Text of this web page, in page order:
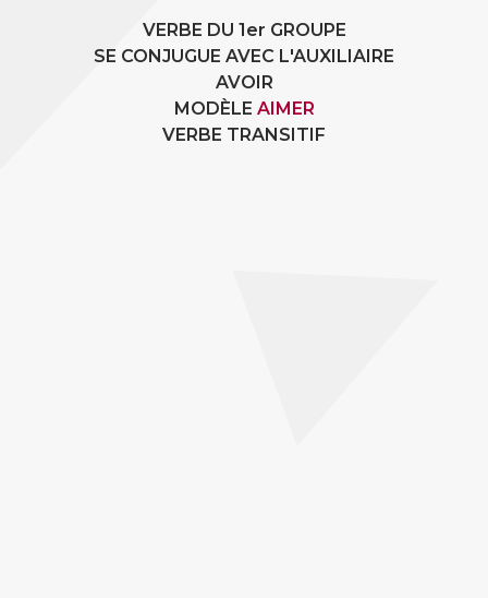
VERBE DU 1er GROUPE
SE CONJUGUE AVEC L'AUXILIAIRE
AVOIR
MODÈLE AIMER
VERBE TRANSITIF